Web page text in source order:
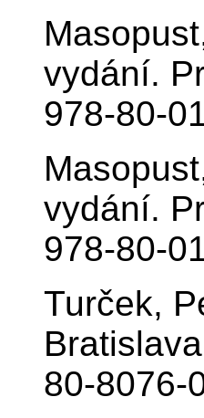
vydání.
978-80-
vydání.
978-80-
Turček,
80-8076-